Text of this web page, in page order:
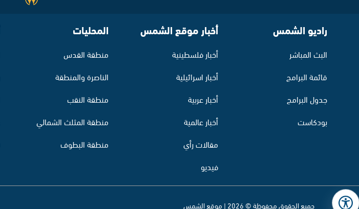
راديو الشمس
البث المباشر
قائمة البرامج
جدول البرامج
بودكاست
أخبار موقع الشمس
أخبار فلسطينية
أخبار اسرائيلية
أخبار عربية
أخبار عالمية
مقالات رأي
فيديو
المحليات
منطقة القدس
الناصرة والمنطقة
منطقة النقب
منطقة المثلث الشمالي
منطقة البطوف
جميع الحقوق محفوظة © 2026 | موقع الشمس